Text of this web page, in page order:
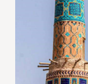
دارد؟
در مشهد کمتر از
خراسان مخصوصاً
توان به درستی